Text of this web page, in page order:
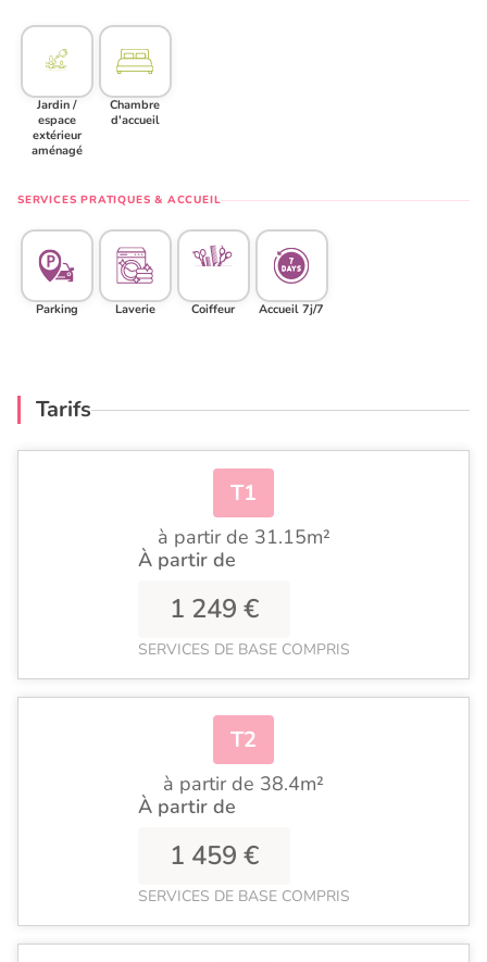
Jardin /
espace
extérieur
aménagé
Chambre
d'accueil
SERVICES PRATIQUES & ACCUEIL
Parking Laverie Coiffeur Accueil 7j/7
Tarifs
T1
à partir de 31.15m²
À partir de
1 249 €
SERVICES DE BASE COMPRIS
T2
à partir de 38.4m²
À partir de
1 459 €
SERVICES DE BASE COMPRIS